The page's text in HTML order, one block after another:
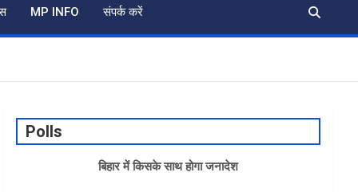
MP INFO संपर्क करें
Polls
बिहार में किसके साथ होगा जनादेश